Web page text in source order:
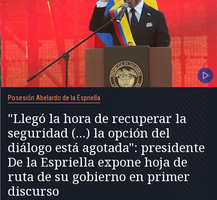
Posesión Abelardo de la Espriella
"Llegó la hora de recuperar la
seguridad (...) la opción del
diálogo está agotada": presidente
De la Espriella expone hoja de
ruta de su gobierno en primer
discurso